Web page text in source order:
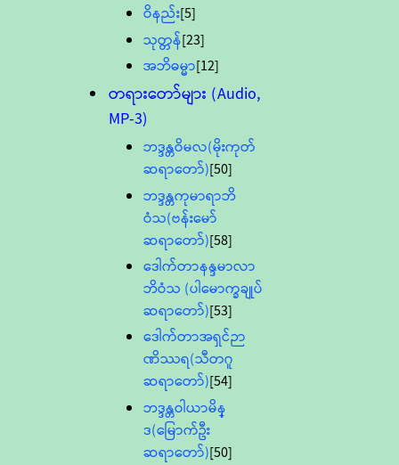
ဝိနည်း[5]
သုတ္တန်[23]
အဘိဓမ္မာ[12]
တရားတော်များ (Audio,
MP-3)
ဘဒ္ဒန္တဝိမလ(မိုးကုတ်
ဆရာတော်)[50]
ဘဒ္ဒန္တကုမာရာဘိ
ဝံသ(ဗန်းမော်
ဆရာတော်)[58]
ဒေါက်တာနန္ဒမာလာ
ဘိဝံသ (ပါမောက္ခချုပ်
ဆရာတော်)[53]
ဒေါက်တာအရှင်ဉာ
ဏိဿရ(သီတဂူ
ဆရာတော်)[54]
ဘဒ္ဒန္တဝါယာမိန္
ဒ(မြောက်ဦး
ဆရာတော်)[50]